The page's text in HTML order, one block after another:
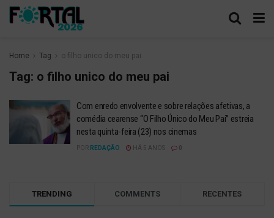
Home Tag o filho unico do meu pai
Tag: o filho unico do meu pai
Com enredo envolvente e sobre relações afetivas, a
comédia cearense “O Filho Único do Meu Pai” estreia
nesta quinta-feira (23) nos cinemas
POR REDAÇÃO HÁ 5 ANOS
TRENDING COMMENTS RECENTES